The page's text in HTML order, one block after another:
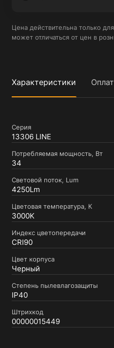
Цена действительна только
может отличаться от цен в
Характеристики
Серия
13306 LINE
Потребляемая мощность, Вт
34
Световой поток, Lum
4250Lm
Цветовая температура, К
3000K
Индекс цветопередачи
CRI90
Цвет корпуса
Черный
Степень пылевлагозащиты
IP40
Штрихкод
00000015449